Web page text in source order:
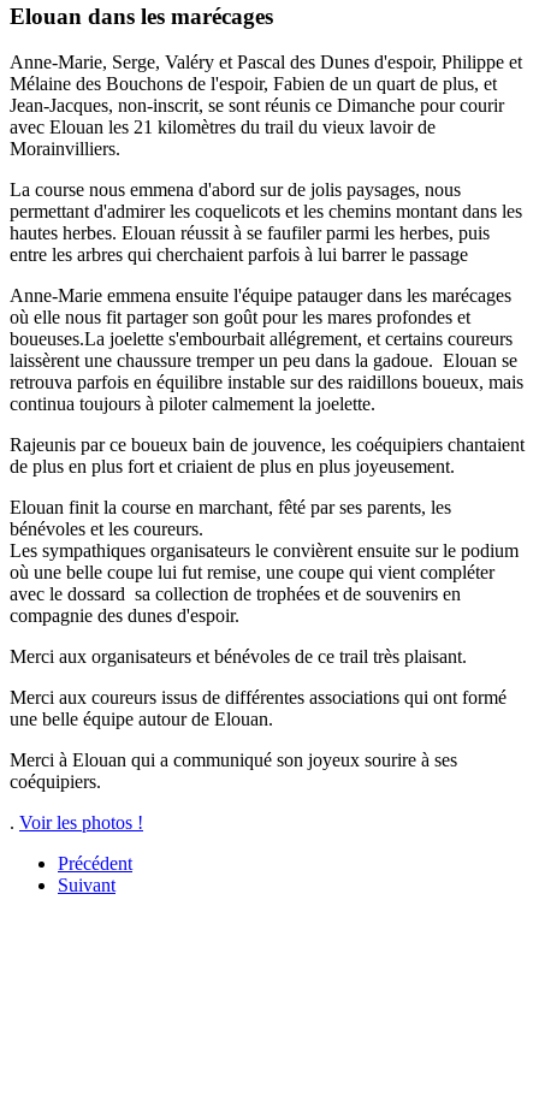
Elouan dans les marécages
Anne-Marie, Serge, Valéry et Pascal des Dunes d'espoir, Philippe et
Mélaine des Bouchons de l'espoir, Fabien de un quart de plus, et
Jean-Jacques, non-inscrit, se sont réunis ce Dimanche pour courir
avec Elouan les 21 kilomètres du trail du vieux lavoir de
Morainvilliers.
La course nous emmena d'abord sur de jolis paysages, nous
permettant d'admirer les coquelicots et les chemins montant dans les
hautes herbes. Elouan réussit à se faufiler parmi les herbes, puis
entre les arbres qui cherchaient parfois à lui barrer le passage
Anne-Marie emmena ensuite l'équipe patauger dans les marécages
où elle nous fit partager son goût pour les mares profondes et
boueuses.La joelette s'embourbait allégrement, et certains coureurs
laissèrent une chaussure tremper un peu dans la gadoue. Elouan se
retrouva parfois en équilibre instable sur des raidillons boueux, mais
continua toujours à piloter calmement la joelette.
Rajeunis par ce boueux bain de jouvence, les coéquipiers chantaient
de plus en plus fort et criaient de plus en plus joyeusement.
Elouan finit la course en marchant, fêté par ses parents, les
bénévoles et les coureurs.
Les sympathiques organisateurs le convièrent ensuite sur le podium
où une belle coupe lui fut remise, une coupe qui vient compléter
avec le dossard sa collection de trophées et de souvenirs en
compagnie des dunes d'espoir.
Merci aux organisateurs et bénévoles de ce trail très plaisant.
Merci aux coureurs issus de différentes associations qui ont formé
une belle équipe autour de Elouan.
Merci à Elouan qui a communiqué son joyeux sourire à ses
coéquipiers.
. Voir les photos !
Précédent
Suivant